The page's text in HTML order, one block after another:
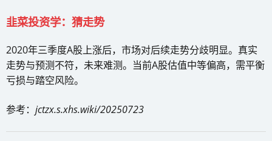
韭菜投资学：猜走势
2020年三季度A股上涨后，市场对后续走势分歧明显。真实
走势与预测不符，未来难测。当前A股估值中等偏高，需平衡
亏损与踏空风险。
参考： jctzx.s.xhs.wiki/20250723